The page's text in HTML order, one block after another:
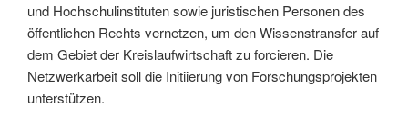
und Hochschulinstituten sowie juristischen Personen des
öffentlichen Rechts vernetzen, um den Wissenstransfer auf
dem Gebiet der Kreislaufwirtschaft zu forcieren. Die
Netzwerkarbeit soll die Initiierung von Forschungsprojekten
unterstützen.